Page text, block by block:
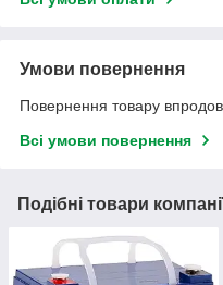
Умови повернення
Повернення товару
Всі умови повернення
Подібні товари